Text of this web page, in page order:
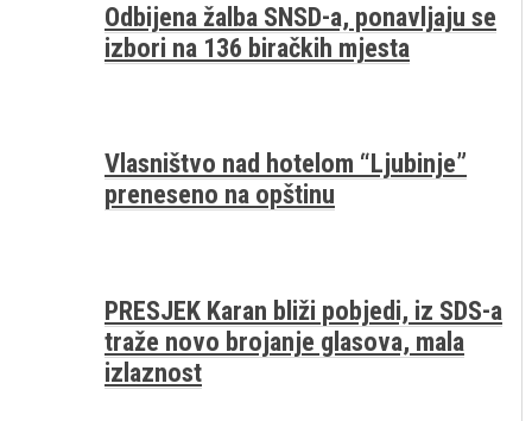
Odbijena žalba SNSD-a, ponavljaju se
izbori na 136 biračkih mjesta
Vlasništvo nad hotelom “Ljubinje”
preneseno na opštinu
PRESJEK Karan bliži pobjedi, iz SDS-a
traže novo brojanje glasova, mala
izlaznost